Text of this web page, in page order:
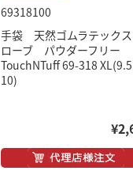
69318100
手袋 天然ゴムラテック
ローブ パウダーフリー
TouchNTuff 69-318
10)